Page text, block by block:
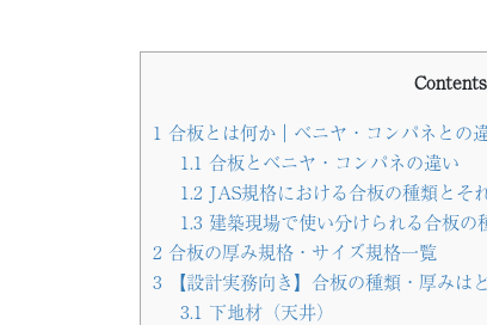
Contents
1 合板とは何か｜ベニヤ・コンパネとの
1.1 合板とベニヤ・コンパネの違い
1.2 JAS規格における合板の種類とそ
1.3 建築現場で使い分けられる合板の
2 合板の厚み規格・サイズ規格一覧
3 【設計実務向き】合板の種類・厚みは
3.1 下地材（天井）